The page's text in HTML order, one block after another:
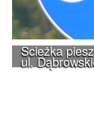
Ścieżka
ul.